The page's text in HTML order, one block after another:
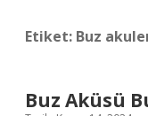
Etiket: Buz
Buz Aküsü